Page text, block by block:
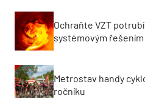
Ochraňte VZT
systémovým
Metrostav handy
ročníku